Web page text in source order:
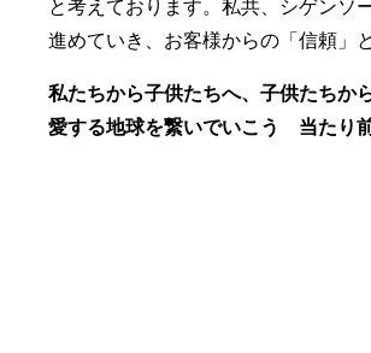
と考えております。私共、シゲンソ
進めていき、お客様からの「信頼」
私たちから子供たちへ、子供たちか
愛する地球を繋いでいこう 当たり